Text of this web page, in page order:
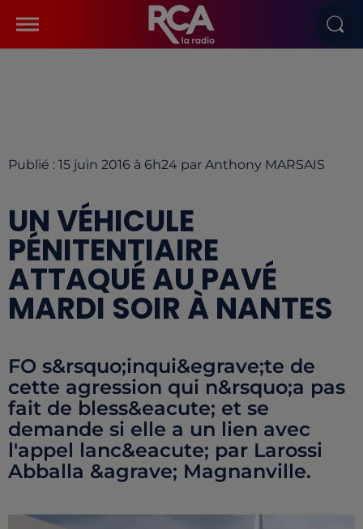
Publié : 15 juin 2016 à 6h24 par Anthony MARSAIS
UN VÉHICULE
PÉNITENTIAIRE
ATTAQUÉ AU PAVÉ
MARDI SOIR À NANTES
FO s&rsquo;inqui&egrave;te de
cette agression qui n&rsquo;a pas
fait de bless&eacute; et se
demande si elle a un lien avec
l'appel lanc&eacute; par Larossi
Abballa &agrave; Magnanville.